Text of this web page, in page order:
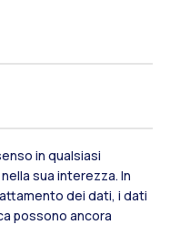
in qualsiasi
sua interezza. In
dei dati, i dati
possono ancora